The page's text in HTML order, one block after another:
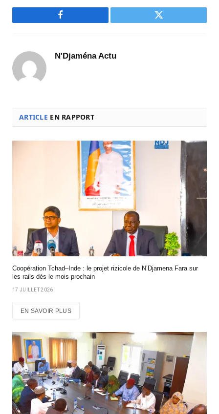
Facebook Twitter
N'Djaména Actu
ARTICLE EN RAPPORT
Coopération Tchad–Inde : le projet rizicole de N’Djamena Fara sur
les rails dès le mois prochain
17 JUILLET 2026
EN SAVOIR PLUS